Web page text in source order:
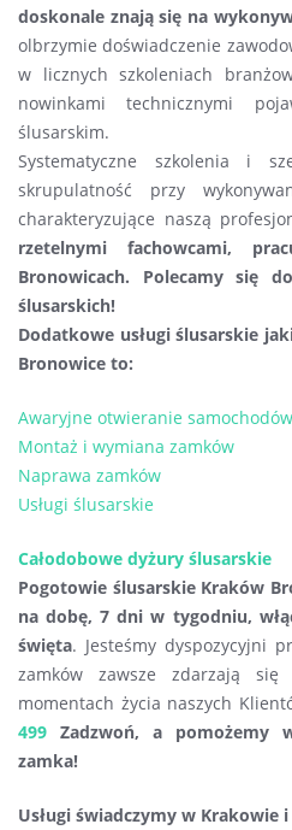
doskonale znają się na
olbrzymie doświadczenie
w licznych szkoleniach
nowinkami technicznymi
ślusarskim.
Systematyczne szkolenia i
skrupulatność przy
charakteryzujące naszą
rzetelnymi fachowcami,
Bronowicach. Polecamy się
ślusarskich!
Dodatkowe usługi ślusarskie
Bronowice to:
Awaryjne otwieranie samochodów
Montaż i wymiana zamków
Naprawa zamków
Usługi ślusarskie
Całodobowe dyżury ślusarskie
Pogotowie ślusarskie Kraków
na dobę, 7 dni w tygodniu,
święta. Jesteśmy dyspozycyjni
zamków zawsze zdarzają
momentach życia naszych
499 Zadzwoń, a pomożemy
zamka!
Usługi świadczymy w Krakowie